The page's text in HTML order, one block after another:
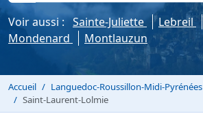
Voir aussi : Sainte-Juliette Lebreil
Mondenard
Montlauzun
Accueil Languedoc-Roussillon-Midi-Pyrénées
Saint-Laurent-Lolmie